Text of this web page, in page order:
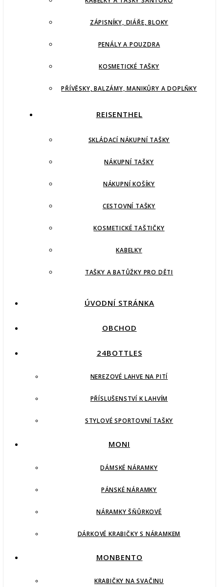
ZÁPISNÍKY, DIÁŘE, BLOKY
PENÁLY A POUZDRA
KOSMETICKÉ TAŠKY
PŘÍVĚSKY, BALZÁMY, MANIKŮRY A DOPLŇKY
REISENTHEL
SKLÁDACÍ NÁKUPNÍ TAŠKY
NÁKUPNÍ TAŠKY
NÁKUPNÍ KOŠÍKY
CESTOVNÍ TAŠKY
KOSMETICKÉ TAŠTIČKY
KABELKY
TAŠKY A BATŮŽKY PRO DĚTI
ÚVODNÍ STRÁNKA
OBCHOD
24BOTTLES
NEREZOVÉ LAHVE NA PITÍ
PŘÍSLUŠENSTVÍ K LAHVÍM
STYLOVÉ SPORTOVNÍ TAŠKY
MONI
DÁMSKÉ NÁRAMKY
PÁNSKÉ NÁRAMKY
NÁRAMKY ŠŇŮRKOVÉ
DÁRKOVÉ KRABIČKY S NÁRAMKEM
MONBENTO
KRABIČKY NA SVAČINU